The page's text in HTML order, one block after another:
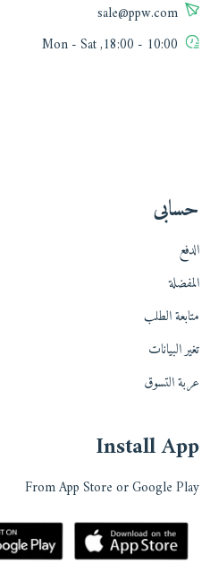
sale@ppw.com
10:00 - 18:00, Mon - Sat
حسابى
الدفع
المفضلة
متابعة الطلب
تغير البيانات
عربة التسوق
Install App
From App Store or Google Play